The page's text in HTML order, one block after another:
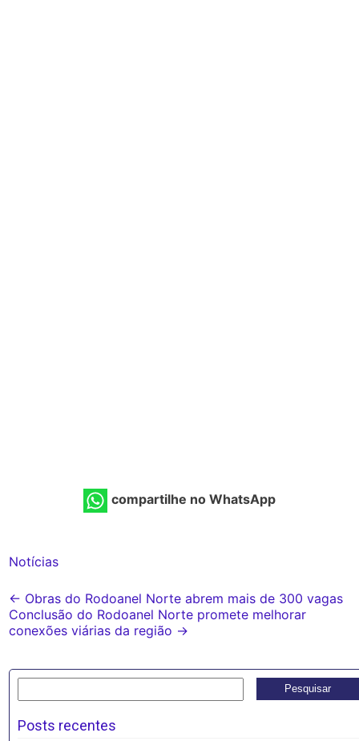
compartilhe no WhatsApp
Notícias
Post
navigation
← Obras do Rodoanel Norte abrem mais de 300 vagas
Conclusão do Rodoanel Norte promete melhorar
conexões viárias da região →
por:
Posts recentes